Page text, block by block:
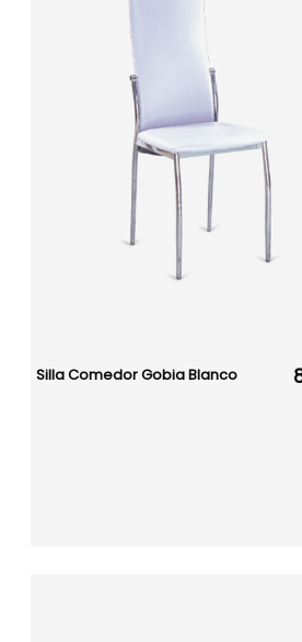
Silla Comedor Gobia Blanco